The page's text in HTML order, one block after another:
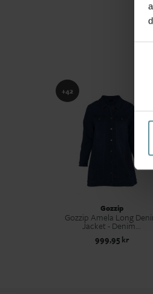
+42
Gozzip
Gozzip Amela Long
Jacket - Denim...
999,95 kr